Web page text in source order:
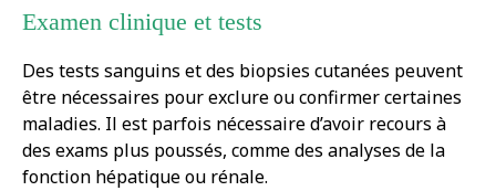
Examen clinique et tests
Des tests sanguins et des biopsies cutanées peuvent
être nécessaires pour exclure ou confirmer certaines
maladies. Il est parfois nécessaire d’avoir recours à
des exams plus poussés, comme des analyses de la
fonction hépatique ou rénale.